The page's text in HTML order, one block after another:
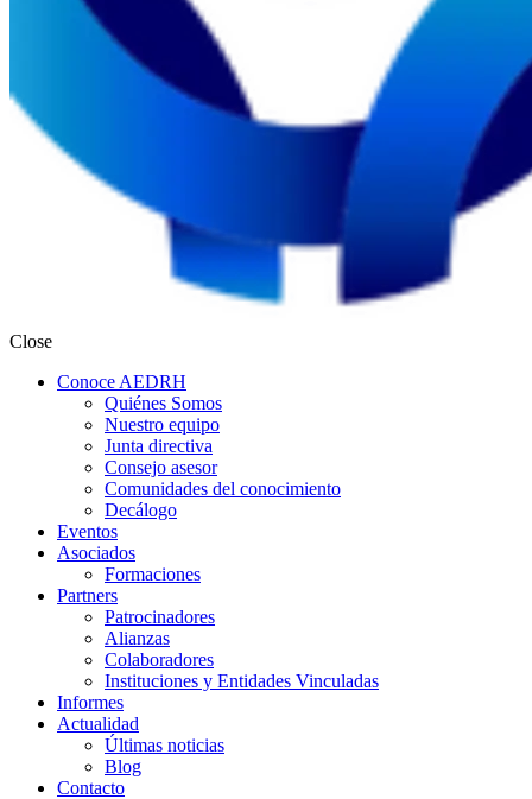
Close
Conoce AEDRH
Quiénes Somos
Nuestro equipo
Junta directiva
Consejo asesor
Comunidades del conocimiento
Decálogo
Eventos
Asociados
Formaciones
Partners
Patrocinadores
Alianzas
Colaboradores
Instituciones y Entidades Vinculadas
Informes
Actualidad
Últimas noticias
Blog
Contacto